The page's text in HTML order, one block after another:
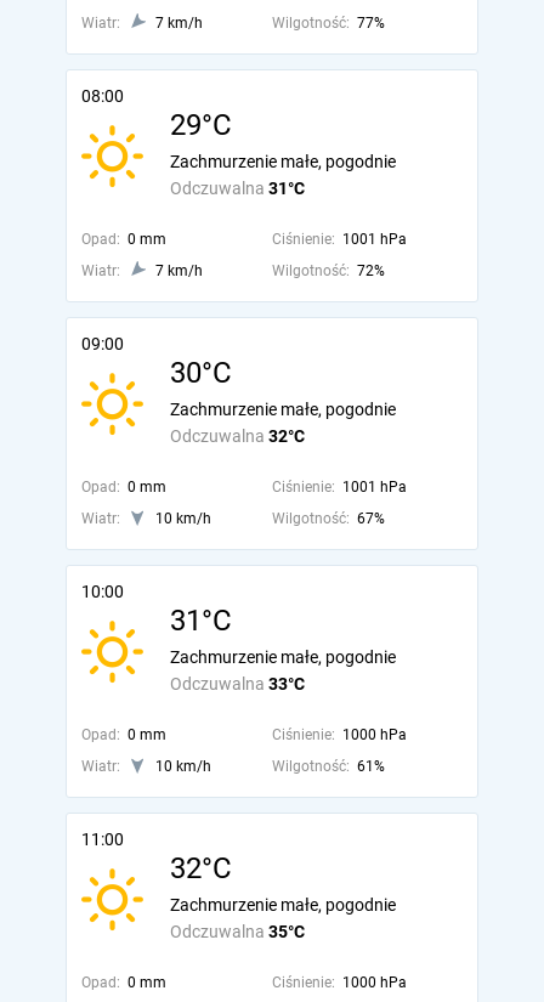
Wiatr: 7 km/h Wilgotność: 77%
08:00
29°C
Odczuwalna 31°C
Zachmurzenie małe, pogodnie
Opad: 0 mm Ciśnienie: 1001 hPa
Wiatr:
7 km/h Wilgotność: 72%
09:00
30°C
Odczuwalna 32°C
Zachmurzenie małe, pogodnie
Opad: 0 mm Ciśnienie: 1001 hPa
Wiatr:
10 km/h Wilgotność: 67%
10:00
31°C
Odczuwalna 33°C
Zachmurzenie małe, pogodnie
Opad: 0 mm Ciśnienie: 1000 hPa
Wiatr:
10 km/h Wilgotność: 61%
11:00
32°C
Odczuwalna 35°C
Zachmurzenie małe, pogodnie
Opad: 0 mm Ciśnienie: 1000 hPa